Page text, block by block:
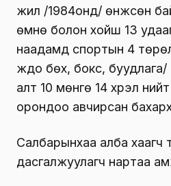
жил /1984онд/ өнжсөн
өмнө болон хойш 13
наадамд спортын 4
жүдо бөх, бокс,
алт 10 мөнгө 14 хүрэл
орондоо авчирсан
Салбарынхаа алба хаагч
дасгалжуулагч нартаа